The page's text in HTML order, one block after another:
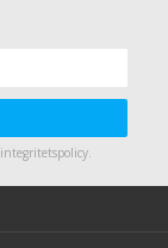
integritetspolicy.